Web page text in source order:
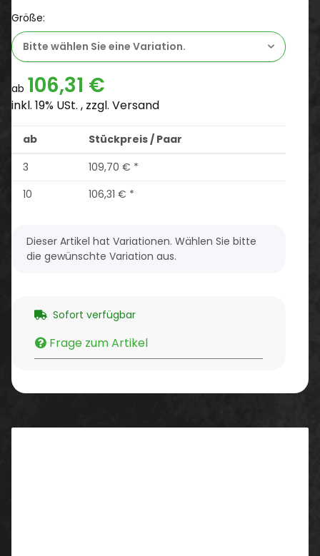
Größe:
Bitte wählen Sie eine Variation.
ab 106,31 €
inkl. 19% USt. , zzgl. Versand
ab
Stückpreis / Paar
3
109,70 € *
10
106,31 € *
x
Dieser Artikel hat Variationen. Wählen Sie bitte
die gewünschte Variation aus.
Sofort verfügbar
Frage zum Artikel